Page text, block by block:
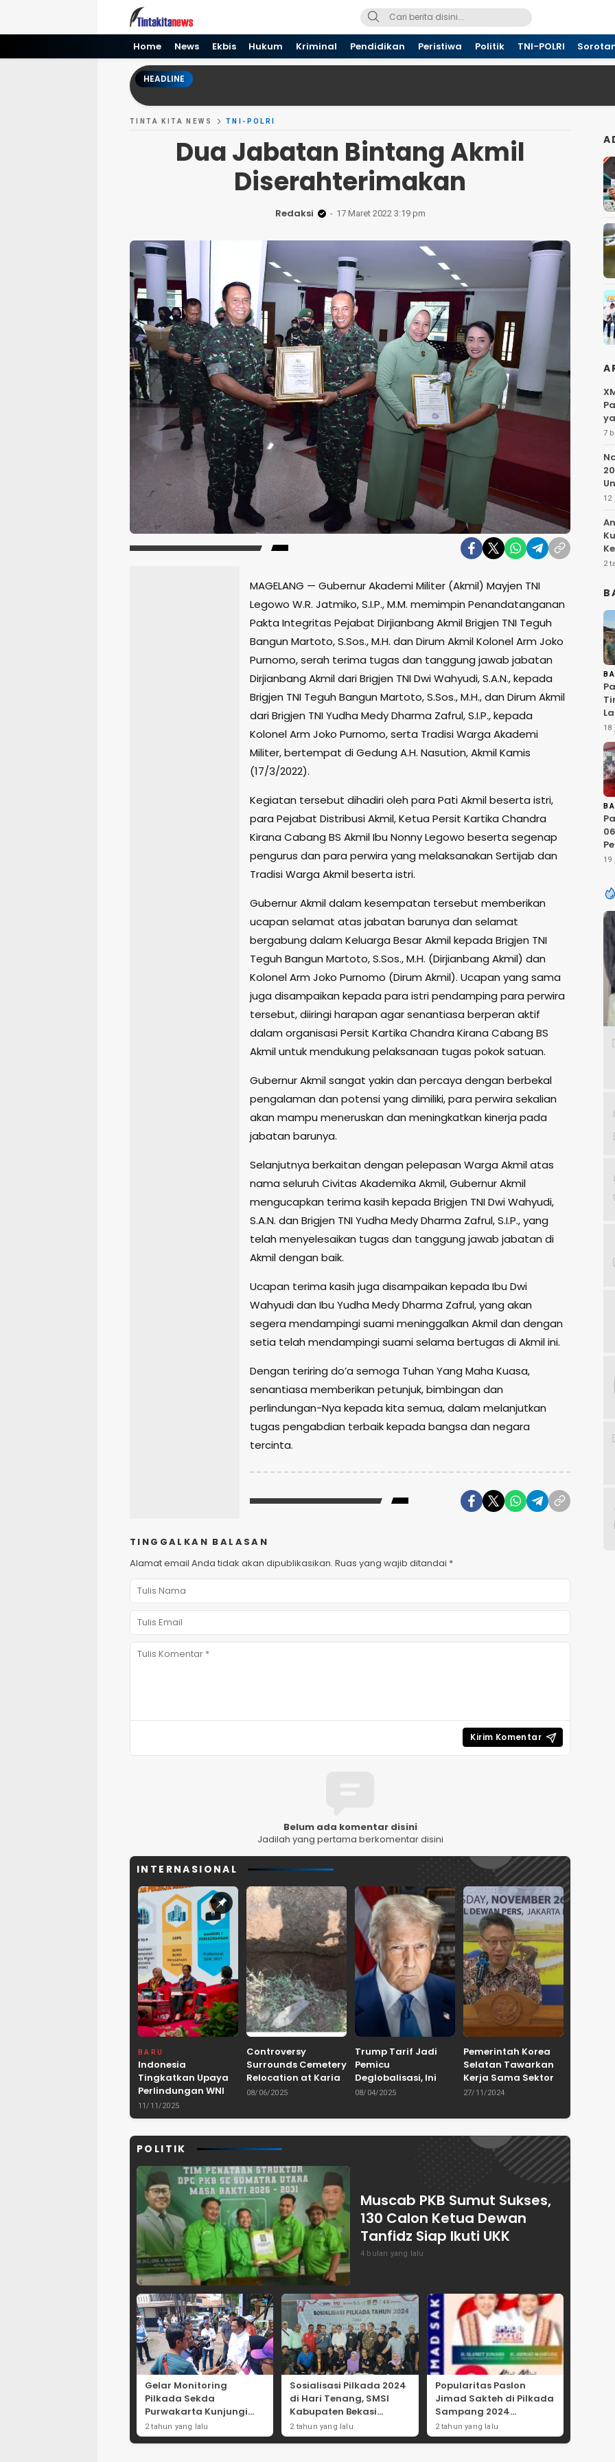
Tinta kita News
Informasi Terkini
Home News Ekbis Hukum Kriminal Pendidikan Peristiwa Politik TNI-POLRI
HEADLINE
TINTA KITA NEWS TNI-POLRI
Dua Jabatan Bintang Akmil
Diserahterimakan
Redaksi 17 Maret 2022 3:19 pm
MAGELANG — Gubernur Akademi Militer (Akmil) Mayjen TNI
Legowo W.R. Jatmiko, S.I.P., M.M. memimpin Penandatanganan
Pakta Integritas Pejabat Dirjianbang Akmil Brigjen TNI Teguh
Bangun Martoto, S.Sos., M.H. dan Dirum Akmil Kolonel Arm Joko
Purnomo, serah terima tugas dan tanggung jawab jabatan
Dirjianbang Akmil dari Brigjen TNI Dwi Wahyudi, S.A.N., kepada
Brigjen TNI Teguh Bangun Martoto, S.Sos., M.H., dan Dirum Akmil
dari Brigjen TNI Yudha Medy Dharma Zafrul, S.I.P., kepada
Kolonel Arm Joko Purnomo, serta Tradisi Warga Akademi
Militer, bertempat di Gedung A.H. Nasution, Akmil Kamis
(17/3/2022).
Kegiatan tersebut dihadiri oleh para Pati Akmil beserta istri,
para Pejabat Distribusi Akmil, Ketua Persit Kartika Chandra
Kirana Cabang BS Akmil Ibu Nonny Legowo beserta segenap
pengurus dan para perwira yang melaksanakan Sertijab dan
Tradisi Warga Akmil beserta istri.
Gubernur Akmil dalam kesempatan tersebut memberikan
ucapan selamat atas jabatan barunya dan selamat
bergabung dalam Keluarga Besar Akmil kepada Brigjen TNI
Teguh Bangun Martoto, S.Sos., M.H. (Dirjianbang Akmil) dan
Kolonel Arm Joko Purnomo (Dirum Akmil). Ucapan yang sama
juga disampaikan kepada para istri pendamping para perwira
tersebut, diiringi harapan agar senantiasa berperan aktif
dalam organisasi Persit Kartika Chandra Kirana Cabang BS
Akmil untuk mendukung pelaksanaan tugas pokok satuan.
Gubernur Akmil sangat yakin dan percaya dengan berbekal
pengalaman dan potensi yang dimiliki, para perwira sekalian
akan mampu meneruskan dan meningkatkan kinerja pada
jabatan barunya.
Selanjutnya berkaitan dengan pelepasan Warga Akmil atas
nama seluruh Civitas Akademika Akmil, Gubernur Akmil
mengucapkan terima kasih kepada Brigjen TNI Dwi Wahyudi,
S.A.N. dan Brigjen TNI Yudha Medy Dharma Zafrul, S.I.P., yang
telah menyelesaikan tugas dan tanggung jawab jabatan di
Akmil dengan baik.
Ucapan terima kasih juga disampaikan kepada Ibu Dwi
Wahyudi dan Ibu Yudha Medy Dharma Zafrul, yang akan
segera mendampingi suami meninggalkan Akmil dan dengan
setia telah mendampingi suami selama bertugas di Akmil ini.
Dengan teriring do’a semoga Tuhan Yang Maha Kuasa,
senantiasa memberikan petunjuk, bimbingan dan
perlindungan-Nya kepada kita semua, dalam melanjutkan
tugas pengabdian terbaik kepada bangsa dan negara
tercinta.
TINGGALKAN BALASAN
Alamat email Anda tidak akan dipublikasikan. Ruas yang wajib ditandai *
Belum ada komentar disini
Jadilah yang pertama berkomentar disini
INTERNASIONAL
BARU
Indonesia
Tingkatkan Upaya
Perlindungan WNI
dan Pemberantasan
TPPO di Asia
11/11/2025
Controversy
Surrounds Cemetery
Relocation at Karian
Dam Project in
08/06/2025
Trump Tarif Jadi
Pemicu
Deglobalisasi, Ini
Ulasan Tajam dari
ASPRINDO
08/04/2025
Pemerintah Korea
Selatan Tawarkan
Kerja Sama Sektor
Pertanian untuk
Pangan Indonesia
27/11/2024
POLITIK
Muscab PKB Sumut Sukses,
130 Calon Ketua Dewan
Tanfidz Siap Ikuti UKK
4 bulan yang lalu
Gelar Monitoring
Pilkada Sekda
Purwakarta Kunjungi
Beberapa TPS Yang Ada
Di Purwakarta
2 tahun yang lalu
Sosialisasi Pilkada 2024
di Hari Tenang, SMSI
Kabupaten Bekasi
Dorong Angka
Partisipasi Masyarakat
2 tahun yang lalu
Popularitas Paslon
Jimad Sakteh di Pilkada
Sampang 2024
Didorong Kebijakan
Populis dan Dukungan
2 tahun yang lalu
7
12
2
18
19